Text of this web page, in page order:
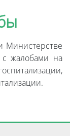
Министерстве
с жалобами на